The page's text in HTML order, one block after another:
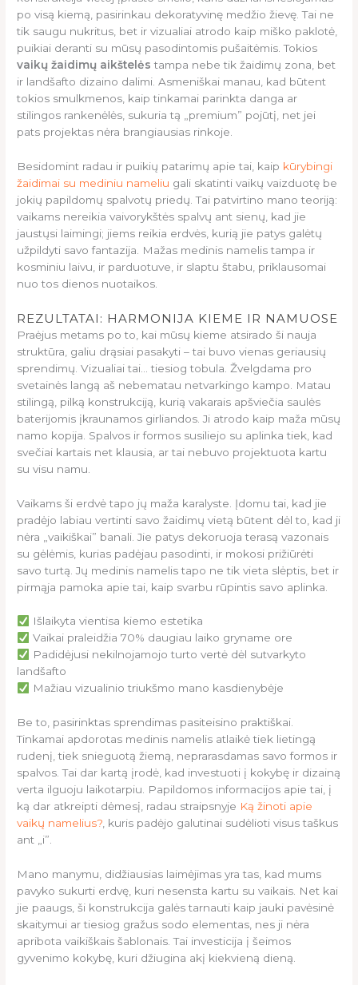
po visą kiemą, pasirinkau dekoratyvinę medžio žievę. Tai ne
tik saugu nukritus, bet ir vizualiai atrodo kaip miško paklotė,
puikiai deranti su mūsų pasodintomis pušaitėmis. Tokios
vaikų žaidimų aikštelės tampa nebe tik žaidimų zona, bet
ir landšafto dizaino dalimi. Asmeniškai manau, kad būtent
tokios smulkmenos, kaip tinkamai parinkta danga ar
stilingos rankenėlės, sukuria tą „premium” pojūtį, net jei
pats projektas nėra brangiausias rinkoje.
Besidomint radau ir puikių patarimų apie tai, kaip kūrybingi
žaidimai su mediniu nameliu gali skatinti vaikų vaizduotę be
jokių papildomų spalvotų priedų. Tai patvirtino mano teoriją:
vaikams nereikia vaivorykštės spalvų ant sienų, kad jie
jaustųsi laimingi; jiems reikia erdvės, kurią jie patys galėtų
užpildyti savo fantazija. Mažas medinis namelis tampa ir
kosminiu laivu, ir parduotuve, ir slaptu štabu, priklausomai
nuo tos dienos nuotaikos.
REZULTATAI: HARMONIJA KIEME IR NAMUOSE
Praėjus metams po to, kai mūsų kieme atsirado ši nauja
struktūra, galiu drąsiai pasakyti – tai buvo vienas geriausių
sprendimų. Vizualiai tai… tiesiog tobula. Žvelgdama pro
svetainės langą aš nebematau netvarkingo kampo. Matau
stilingą, pilką konstrukciją, kurią vakarais apšviečia saulės
baterijomis įkraunamos girliandos. Ji atrodo kaip maža mūsų
namo kopija. Spalvos ir formos susiliejo su aplinka tiek, kad
svečiai kartais net klausia, ar tai nebuvo projektuota kartu
su visu namu.
Vaikams ši erdvė tapo jų maža karalyste. Įdomu tai, kad jie
pradėjo labiau vertinti savo žaidimų vietą būtent dėl to, kad ji
nėra „vaikiškai” banali. Jie patys dekoruoja terasą vazonais
su gėlėmis, kurias padėjau pasodinti, ir mokosi prižiūrėti
savo turtą. Jų medinis namelis tapo ne tik vieta slėptis, bet ir
pirmąja pamoka apie tai, kaip svarbu rūpintis savo aplinka.
Išlaikyta vientisa kiemo estetika
Vaikai praleidžia 70% daugiau laiko gryname ore
Padidėjusi nekilnojamojo turto vertė dėl sutvarkyto
landšafto
Mažiau vizualinio triukšmo mano kasdienybėje
Be to, pasirinktas sprendimas pasiteisino praktiškai.
Tinkamai apdorotas medinis namelis atlaikė tiek lietingą
rudenį, tiek snieguotą žiemą, neprarasdamas savo formos ir
spalvos. Tai dar kartą įrodė, kad investuoti į kokybę ir dizainą
verta ilguoju laikotarpiu. Papildomos informacijos apie tai, į
ką dar atkreipti dėmesį, radau straipsnyje Ką žinoti apie
vaikų namelius?, kuris padėjo galutinai sudėlioti visus taškus
ant „i”.
Mano manymu, didžiausias laimėjimas yra tas, kad mums
pavyko sukurti erdvę, kuri nesensta kartu su vaikais. Net kai
jie paaugs, ši konstrukcija galės tarnauti kaip jauki pavėsinė
skaitymui ar tiesiog gražus sodo elementas, nes ji nėra
apribota vaikiškais šablonais. Tai investicija į šeimos
gyvenimo kokybę, kuri džiugina akį kiekvieną dieną.